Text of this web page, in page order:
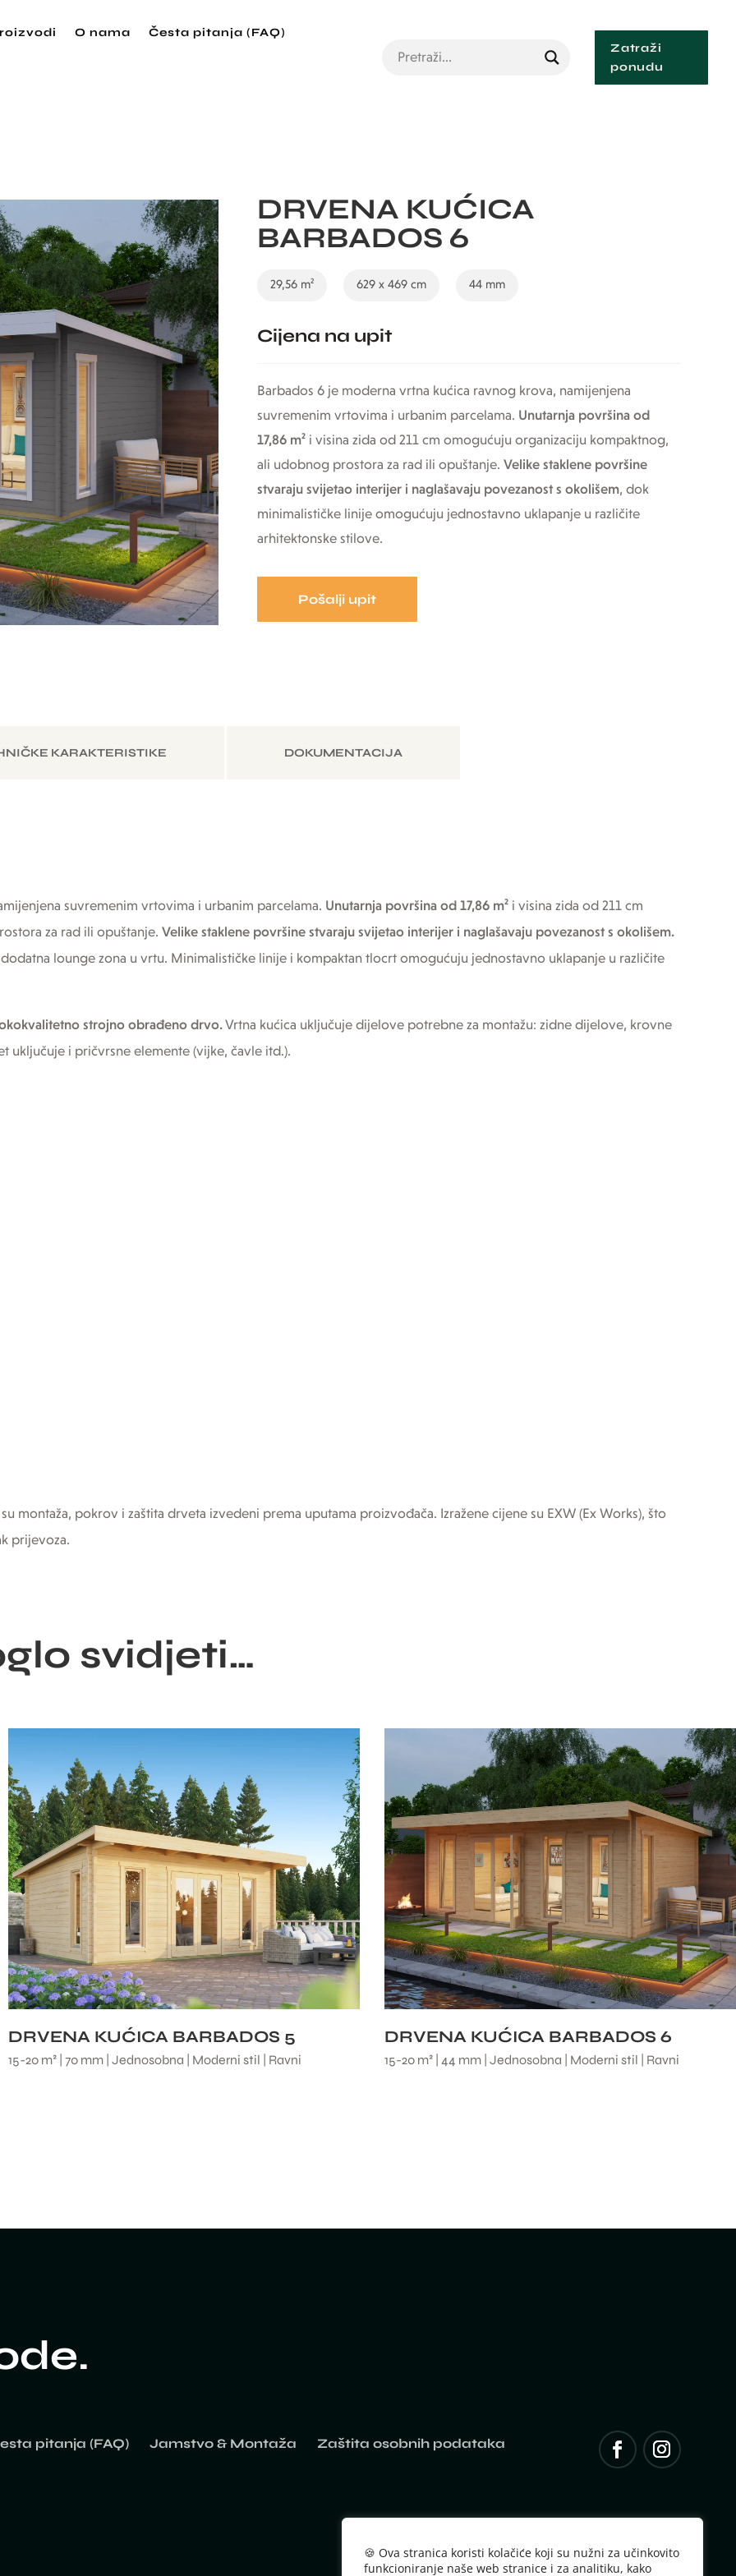
🍪 Ova stranica koristi kolačiće koji su nužni za učinkovito
funkcioniranje naše web stranice i za analitiku, kako
O nama
Česta pitanja (FAQ)
Zatraži
ponudu
DRVENA KUĆICA
BARBADOS 6
29,56 m² 629 x 469 cm 44 mm
Cijena na upit
Barbados 6 je moderna vrtna kućica ravnog krova, namijenjena
suvremenim vrtovima i urbanim parcelama. Unutarnja površina od
17,86 m²i visina zida od 211 cm omogućuju organizaciju kompaktnog,
ali udobnog prostora za rad ili opuštanje. Velike staklene površine
stvaraju svijetao interijer i naglašavaju povezanost s okolišem, dok
minimalističke linije omogućuju jednostavno uklapanje u različite
arhitektonske stilove.
Pošalji upit
KARAKTERISTIKE DOKUMENTACIJA
suvremenim vrtovima i urbanim parcelama. Unutarnja površina od 17,86 m² i visina zida od 211 cm
za rad ili opuštanje.Velike staklene površine stvaraju svijetao interijer i naglašavaju povezanost s okolišem.
lounge zona u vrtu. Minimalističke linije i kompaktan tlocrt omogućuju jednostavno uklapanje u različite
strojno obrađeno drvo.Vrtna kućica uključuje dijelove potrebne za montažu: zidne dijelove, krovne
uključuje i pričvrsne elemente (vijke, čavle itd.).
montaža, pokrov i zaštita drveta izvedeni prema uputama proizvođača. Izražene cijene su EXW (Ex Works), što
prijevoza.
svidjeti…
DRVENA KUĆICA BARBADOS 5
15-20 m² | 70 mm | Jednosobna | Moderni stil | Ravni
DRVENA KUĆICA BARBADOS 6
15-20 m² | 44 mm | Jednosobna | Moderni stil | Ravni
pitanja (FAQ) Jamstvo & Montaža Zaštita osobnih podataka